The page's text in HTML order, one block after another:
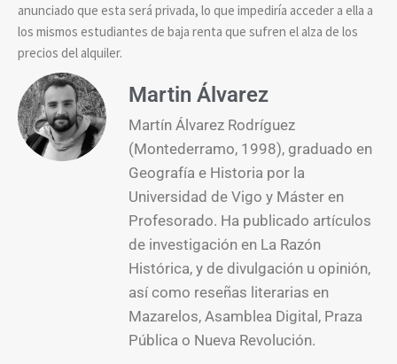
anunciado que esta será privada, lo que impediría acceder a ella a
los mismos estudiantes de baja renta que sufren el alza de los
precios del alquiler.
Martin Álvarez
Martín Álvarez Rodríguez
(Montederramo, 1998), graduado en
Geografía e Historia por la
Universidad de Vigo y Máster en
Profesorado. Ha publicado artículos
de investigación en La Razón
Histórica, y de divulgación u opinión,
así como reseñas literarias en
Mazarelos, Asamblea Digital, Praza
Pública o Nueva Revolución.